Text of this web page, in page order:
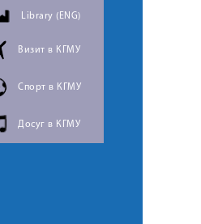
Library (ENG)
Визит в КГМУ
Спорт в КГМУ
Досуг в КГМУ